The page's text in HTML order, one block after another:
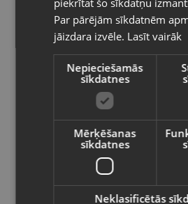
40.00€
izvēlēto valsti
Vietnes saturs būs attēlots
valodā
Valsts
Latviešu / Latvian
Par pārējām sīkdatnēm
jāizdara izvēle. Lasīt vairāk
Nepieciešamās
sīkdatnes
Mērķēšanas
sīkdatnes
Neklasificētās